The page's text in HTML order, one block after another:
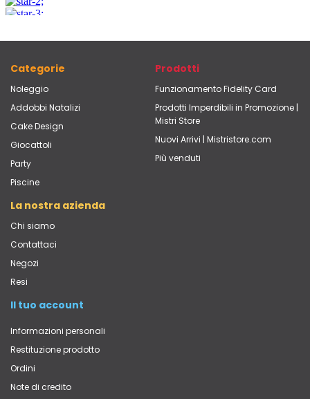
Categorie
Noleggio
Addobbi Natalizi
Cake Design
Giocattoli
Party
Piscine
Prodotti
Funzionamento Fidelity Card
Prodotti Imperdibili in Promozione |
Mistri Store
Nuovi Arrivi | Mistristore.com
Più venduti
La nostra azienda
Chi siamo
Contattaci
Negozi
Resi
Il tuo account
Informazioni personali
Restituzione prodotto
Ordini
Note di credito